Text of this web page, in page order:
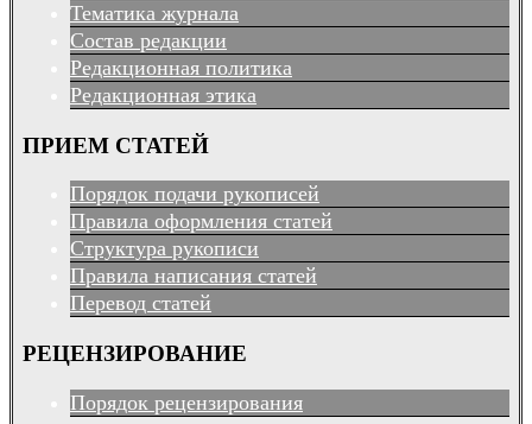
Тематика журнала
Состав редакции
Редакционная политика
Редакционная этика
ПРИЕМ СТАТЕЙ
Порядок подачи рукописей
Правила оформления статей
Структура рукописи
Правила написания статей
Перевод статей
РЕЦЕНЗИРОВАНИЕ
Порядок рецензирования